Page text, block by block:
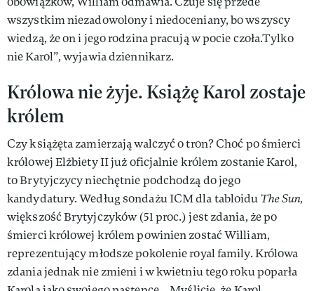
wszystkim niezadowolony i niedoceniany, bo wszyscy
wiedzą, że on i jego rodzina pracują w pocie czoła.Tylko
nie Karol”, wyjawia dziennikarz.
Królowa nie żyje. Książę Karol zostaje
królem
Czy książęta zamierzają walczyć o tron? Choć po śmierci
królowej Elżbiety II już oficjalnie królem zostanie Karol,
to Brytyjczycy niechętnie podchodzą do jego
kandydatury. Według sondażu ICM dla tabloidu The Sun,
większość Brytyjczyków (51 proc.) jest zdania, że po
śmierci królowej królem powinien zostać William,
reprezentujący młodsze pokolenie royal family. Królowa
zdania jednak nie zmieni i w kwietniu tego roku poparła